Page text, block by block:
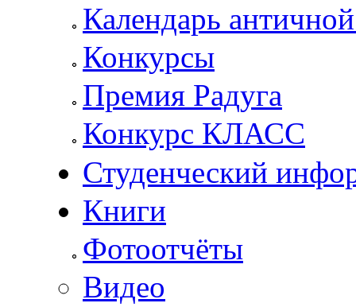
Календарь
Конкурсы
Премия Радуга
Конкурс КЛАСС
Студенческий
Книги
Фотоотчёты
Видео